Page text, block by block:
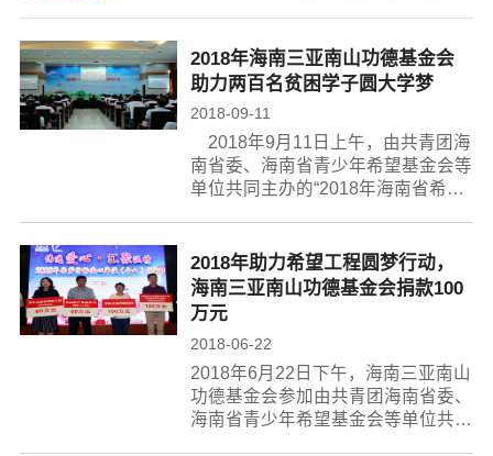
2018年海南三亚南山功德基金会
助力两百名贫困学子圆大学梦
2018-09-11
2018年9月11日上午，由共青团海
南省委、海南省青少年希望基金会等
单位共同主办的“2018年海南省希望
基金会同其他十余家捐资的企业及单
位代表出...
2018年助力希望工程圆梦行动，
海南三亚南山功德基金会捐款100
万元
2018-06-22
2018年6月22日下午，海南三亚南山
功德基金会参加由共青团海南省委、
海南省青少年希望基金会等单位共同